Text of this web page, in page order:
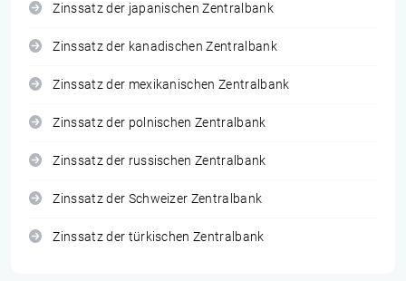
Zinssatz der japanischen Zentralbank
Zinssatz der kanadischen Zentralbank
Zinssatz der mexikanischen Zentralbank
Zinssatz der polnischen Zentralbank
Zinssatz der russischen Zentralbank
Zinssatz der Schweizer Zentralbank
Zinssatz der türkischen Zentralbank